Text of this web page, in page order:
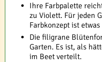
Ihre Farbpalette
zu Violett. Für jeden
Farbkonzept ist etwas
Die filigrane
Garten. Es ist, als
im Beet verteilt.